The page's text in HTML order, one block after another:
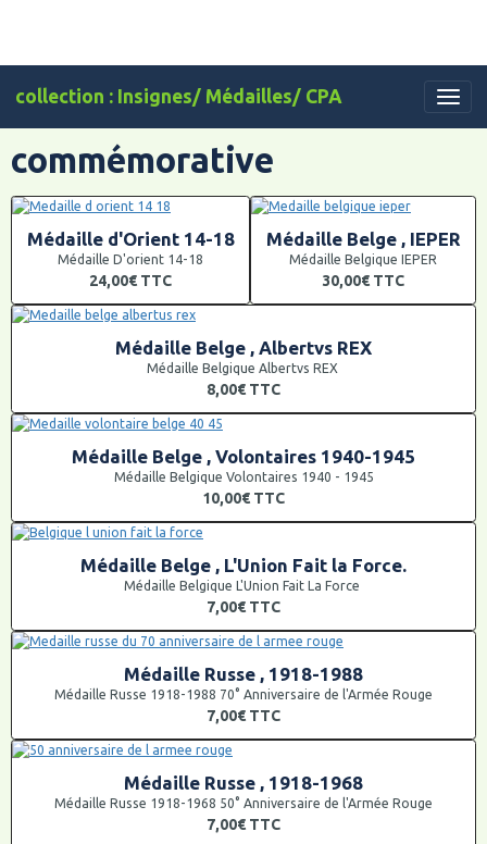
collection : Insignes/ Médailles/ CPA
commémorative
Médaille d'Orient 14-18
Médaille D'orient 14-18
24,00€ TTC
Médaille Belge , IEPER
Médaille Belgique IEPER
30,00€ TTC
Médaille Belge , Albertvs REX
Médaille Belgique Albertvs REX
8,00€ TTC
Médaille Belge , Volontaires 1940-1945
Médaille Belgique Volontaires 1940 - 1945
10,00€ TTC
Médaille Belge , L'Union Fait la Force.
Médaille Belgique L'Union Fait La Force
7,00€ TTC
Médaille Russe , 1918-1988
Médaille Russe 1918-1988 70° Anniversaire de l'Armée Rouge
7,00€ TTC
Médaille Russe , 1918-1968
Médaille Russe 1918-1968 50° Anniversaire de l'Armée Rouge
7,00€ TTC